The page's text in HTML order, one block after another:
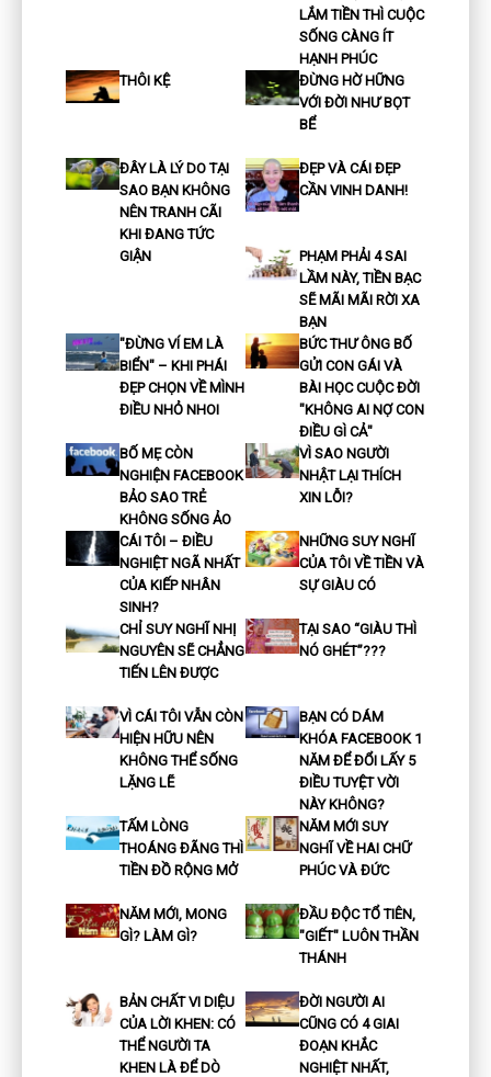
LẮM TIỀN THÌ CUỘC
SỐNG CÀNG ÍT
HẠNH PHÚC
THÔI KỆ
ĐỪNG HỜ HỮNG
VỚI ĐỜI NHƯ BỌT
BỂ
ĐÂY LÀ LÝ DO TẠI
SAO BẠN KHÔNG
NÊN TRANH CÃI
KHI ĐANG TỨC
GIẬN
ĐẸP VÀ CÁI ĐẸP
CẦN VINH DANH!
PHẠM PHẢI 4 SAI
LẦM NÀY, TIỀN BẠC
SẼ MÃI MÃI RỜI XA
BẠN
"ĐỪNG VÍ EM LÀ
BIỂN" – KHI PHÁI
ĐẸP CHỌN VỀ MÌNH
ĐIỀU NHỎ NHOI
BỨC THƯ ÔNG BỐ
GỬI CON GÁI VÀ
BÀI HỌC CUỘC ĐỜI
"KHÔNG AI NỢ CON
ĐIỀU GÌ CẢ"
BỐ MẸ CÒN
NGHIỆN FACEBOOK
BẢO SAO TRẺ
KHÔNG SỐNG ẢO
VÌ SAO NGƯỜI
NHẬT LẠI THÍCH
XIN LỖI?
CÁI TÔI – ĐIỀU
NGHIỆT NGÃ NHẤT
CỦA KIẾP NHÂN
SINH?
NHỮNG SUY NGHĨ
CỦA TÔI VỀ TIỀN VÀ
SỰ GIÀU CÓ
CHỈ SUY NGHĨ NHỊ
NGUYÊN SẼ CHẲNG
TIẾN LÊN ĐƯỢC
TẠI SAO “GIÀU THÌ
NÓ GHÉT”???
VÌ CÁI TÔI VẪN CÒN
HIỆN HỮU NÊN
KHÔNG THỂ SỐNG
LẶNG LẼ
BẠN CÓ DÁM
KHÓA FACEBOOK 1
NĂM ĐỂ ĐỔI LẤY 5
ĐIỀU TUYỆT VỜI
NÀY KHÔNG?
TẤM LÒNG
THOÁNG ĐÃNG THÌ
TIỀN ĐỒ RỘNG MỞ
NĂM MỚI SUY
NGHĨ VỀ HAI CHỮ
PHÚC VÀ ĐỨC
NĂM MỚI, MONG
GÌ? LÀM GÌ?
ĐẦU ĐỘC TỔ TIÊN,
"GIẾT" LUÔN THẦN
THÁNH
BẢN CHẤT VI DIỆU
CỦA LỜI KHEN: CÓ
THỂ NGƯỜI TA
KHEN LÀ ĐỂ DÒ
ĐỜI NGƯỜI AI
CŨNG CÓ 4 GIAI
ĐOẠN KHẮC
NGHIỆT NHẤT,